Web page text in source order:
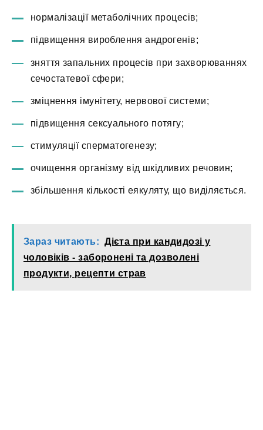
нормалізації метаболічних процесів;
підвищення вироблення андрогенів;
зняття запальних процесів при захворюваннях
сечостатевої сфери;
зміцнення імунітету, нервової системи;
підвищення сексуального потягу;
стимуляції сперматогенезу;
очищення організму від шкідливих речовин;
збільшення кількості еякуляту, що виділяється.
Зараз читають: Дієта при кандидозі у
чоловіків - заборонені та дозволені
продукти, рецепти страв